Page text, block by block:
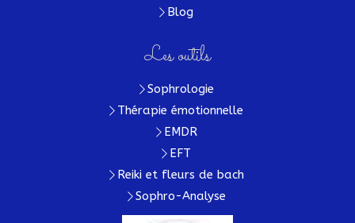
Blog
Les outils
Sophrologie
Thérapie émotionnelle
EMDR
EFT
Reiki et fleurs de bach
Sophro-Analyse